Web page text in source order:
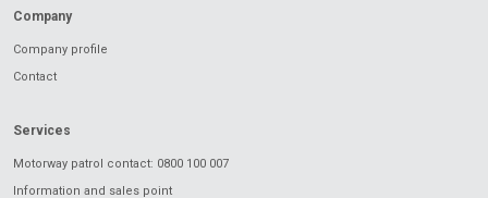
Company
Company profile
Contact
Services
Motorway patrol contact: 0800 100 007
Information and sales point